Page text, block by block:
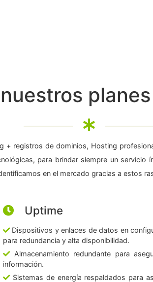
registros de dominios, Hosting
para brindar siempre un
en el mercado gracias a estos
Uptime
Dispositivos y enlaces de datos en
para redundancia y alta disponibilidad.
Almacenamiento redundante para
información.
Sistemas de energía respaldados para